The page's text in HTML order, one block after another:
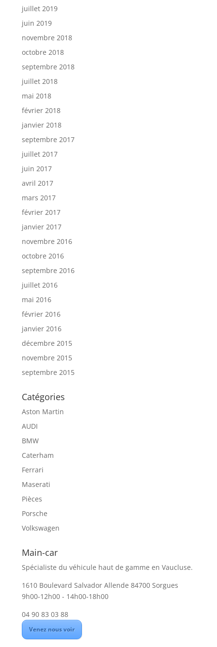
juillet 2019
juin 2019
novembre 2018
octobre 2018
septembre 2018
juillet 2018
mai 2018
février 2018
janvier 2018
septembre 2017
juillet 2017
juin 2017
avril 2017
mars 2017
février 2017
janvier 2017
novembre 2016
octobre 2016
septembre 2016
juillet 2016
mai 2016
février 2016
janvier 2016
décembre 2015
novembre 2015
septembre 2015
Catégories
Aston Martin
AUDI
BMW
Caterham
Ferrari
Maserati
Pièces
Porsche
Volkswagen
Main-car
Spécialiste du véhicule haut de gamme en Vaucluse.
1610 Boulevard Salvador Allende 84700 Sorgues
9h00-12h00 - 14h00-18h00
04 90 83 03 88
Venez nous voir